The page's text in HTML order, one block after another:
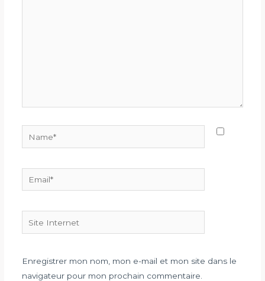
Site
Internet
Enregistrer mon nom, mon e-mail et mon site dans le
navigateur pour mon prochain commentaire.